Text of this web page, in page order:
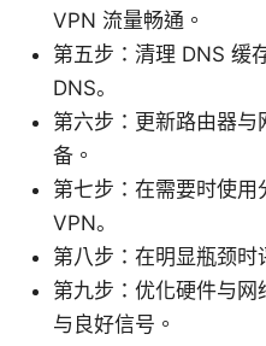
VPN 流量畅通。
第五步：清理 DNS 缓
DNS。
第六步：更新路由器
备。
第七步：在需要时使
VPN。
第八步：在明显瓶颈时
第九步：优化硬件与
与良好信号。